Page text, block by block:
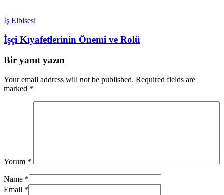
İş Elbisesi
İşçi Kıyafetlerinin Önemi ve Rolü
Bir yanıt yazın
Your email address will not be published. Required fields are
marked *
Yorum *
Name *
Email *